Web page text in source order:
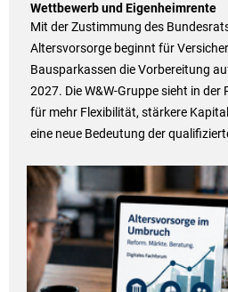
Wettbewerb und Eigenheimrente
Mit der Zustimmung des
Altersvorsorge beginnt für
Bausparkassen die Vorbereitung
2027. Die W&W-Gruppe sieht in der
für mehr Flexibilität, stärkere
eine neue Bedeutung der